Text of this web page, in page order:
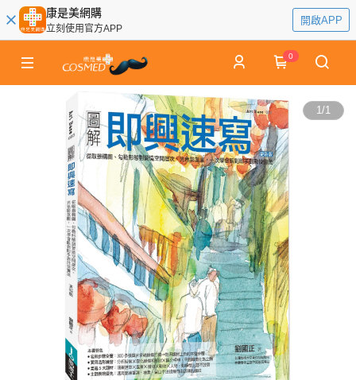
康是美網購
立刻使用官方APP
開啟APP
0
1/1